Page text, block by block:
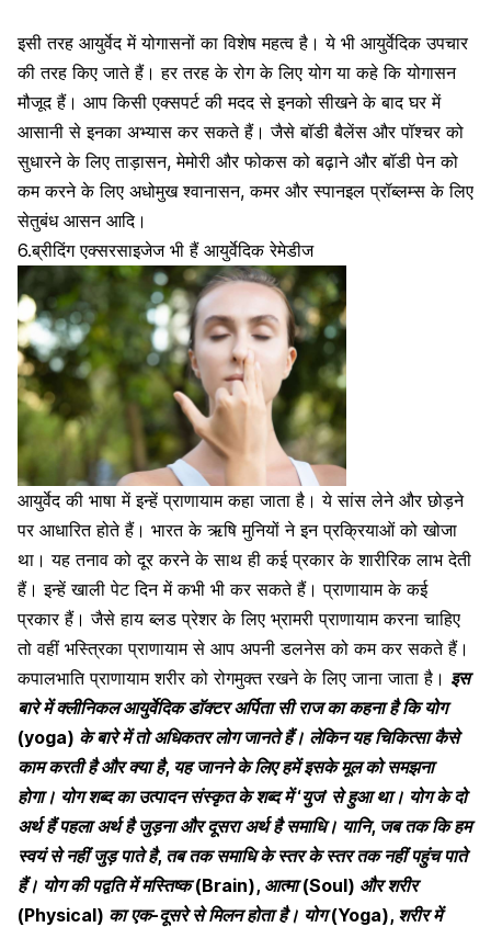
इसी तरह आयुर्वेद में योगासनों का विशेष महत्व है। ये भी आयुर्वेदिक उपचार
की तरह किए जाते हैं। हर तरह के रोग के लिए योग या कहे कि योगासन
मौजूद हैं। आप किसी एक्सपर्ट की मदद से इनको सीखने के बाद घर में
आसानी से इनका अभ्यास कर सकते हैं। जैसे बॉडी बैलेंस और पॉश्चर को
सुधारने के लिए ताड़ासन, मेमोरी और फोकस को बढ़ाने और बॉडी पेन को
कम करने के लिए अधोमुख श्वानासन, कमर और स्पानइल प्रॉब्लम्स के लिए
सेतुबंध आसन आदि।
6.ब्रीदिंग एक्सरसाइजेज भी हैं आयुर्वेदिक रेमेडीज
आयुर्वेद की भाषा में इन्हें प्राणायाम कहा जाता है। ये सांस लेने और छोड़ने
पर आधारित होते हैं। भारत के ऋषि मुनियों ने इन प्रक्रियाओं को खोजा
था। यह तनाव को दूर करने के साथ ही कई प्रकार के शारीरिक लाभ देती
हैं। इन्हें खाली पेट दिन में कभी भी कर सकते हैं। प्राणायाम के कई
प्रकार हैं। जैसे हाय ब्लड प्रेशर के लिए भ्रामरी प्राणायाम करना चाहिए
तो वहीं भस्त्रिका प्राणायाम से आप अपनी डलनेस को कम कर सकते हैं।
कपालभाति प्राणायाम शरीर को रोगमुक्त रखने के लिए जाना जाता है। इस
बारे में क्लीनिकल आयुर्वेदिक डाॅक्टर अर्पिता सी राज का कहना है कि योग
(yoga) के बारे में तो अधिकतर लोग जानते हैं। लेकिन यह चिकित्सा कैसे
काम करती है और क्या है, यह जानने के लिए हमें इसके मूल को समझना
हाेगा। योग शब्द का उत्पादन संस्कृत के शब्द में ‘युज’ से हुआ था। योग के दो
अर्थ हैं पहला अर्थ है जुड़ना और दूसरा अर्थ है समाधि। यानि, जब तक कि हम
स्वयं से नहीं जुड़ पाते है, तब तक समाधि के स्तर के स्तर तक नहीं पहुंच पाते
हैं। योग की पद्वति में मस्तिष्क (Brain), आत्मा (Soul) और शरीर
(Physical) का एक-दूसरे से मिलन होता है। योग (Yoga), शरीर में